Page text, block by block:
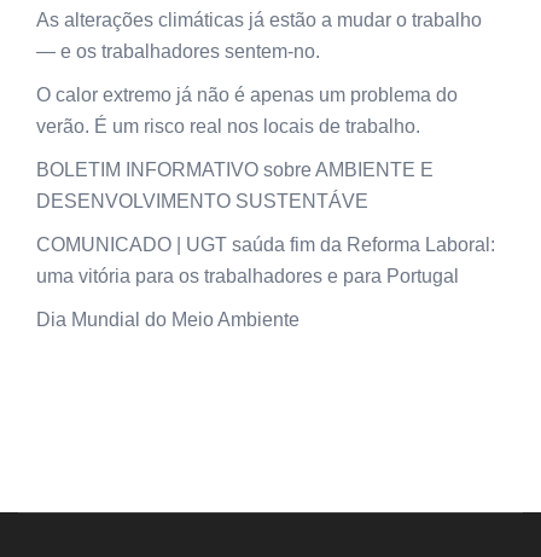
As alterações climáticas já estão a mudar o trabalho
— e os trabalhadores sentem-no.
O calor extremo já não é apenas um problema do
verão. É um risco real nos locais de trabalho.
BOLETIM INFORMATIVO sobre AMBIENTE E
DESENVOLVIMENTO SUSTENTÁVE
COMUNICADO | UGT saúda fim da Reforma Laboral:
uma vitória para os trabalhadores e para Portugal
Dia Mundial do Meio Ambiente